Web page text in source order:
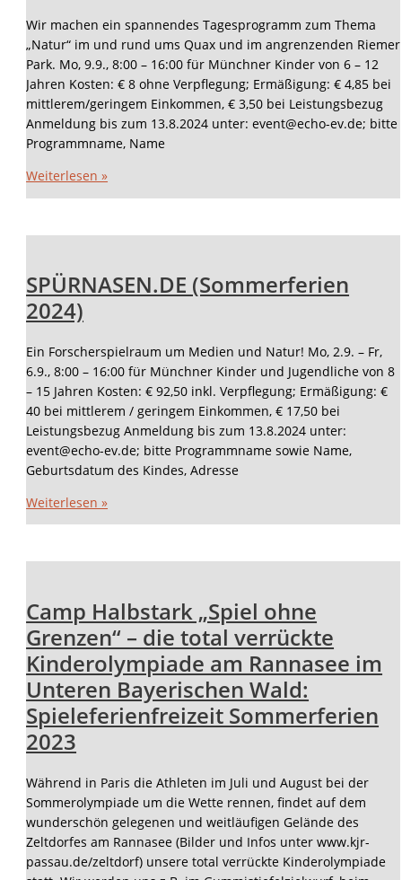
Wir machen ein spannendes Tagesprogramm zum Thema
„Natur“ im und rund ums Quax und im angrenzenden Riemer
Park. Mo, 9.9., 8:00 – 16:00 für Münchner Kinder von 6 – 12
Jahren Kosten: € 8 ohne Verpflegung; Ermäßigung: € 4,85 bei
mittlerem/geringem Einkommen, € 3,50 bei Leistungsbezug
Anmeldung bis zum 13.8.2024 unter: event@echo-ev.de; bitte
Programmname, Name
Weiterlesen »
SPÜRNASEN.DE (Sommerferien
2024)
Ein Forscherspielraum um Medien und Natur! Mo, 2.9. – Fr,
6.9., 8:00 – 16:00 für Münchner Kinder und Jugendliche von 8
– 15 Jahren Kosten: € 92,50 inkl. Verpflegung; Ermäßigung: €
40 bei mittlerem / geringem Einkommen, € 17,50 bei
Leistungsbezug Anmeldung bis zum 13.8.2024 unter:
event@echo-ev.de; bitte Programmname sowie Name,
Geburtsdatum des Kindes, Adresse
Weiterlesen »
Camp Halbstark „Spiel ohne
Grenzen“ – die total verrückte
Kinderolympiade am Rannasee im
Unteren Bayerischen Wald:
Spieleferienfreizeit Sommerferien
2023
Während in Paris die Athleten im Juli und August bei der
Sommerolympiade um die Wette rennen, findet auf dem
wunderschön gelegenen und weitläufigen Gelände des
Zeltdorfes am Rannasee (Bilder und Infos unter www.kjr-
passau.de/zeltdorf) unsere total verrückte Kinderolympiade